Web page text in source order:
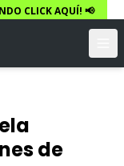
CLICK AQUÍ! 📢
de